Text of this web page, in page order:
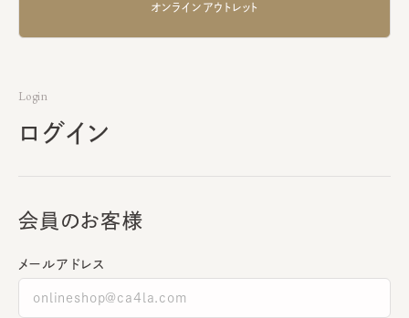
オンラインアウトレット
Login
ログイン
会員のお客様
メールアドレス